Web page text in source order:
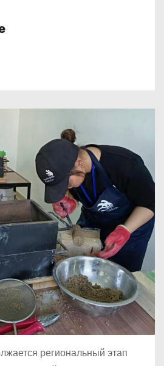
региональный этап